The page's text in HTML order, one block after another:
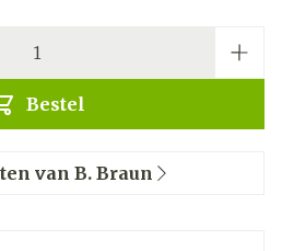
Bestel
van B. Braun